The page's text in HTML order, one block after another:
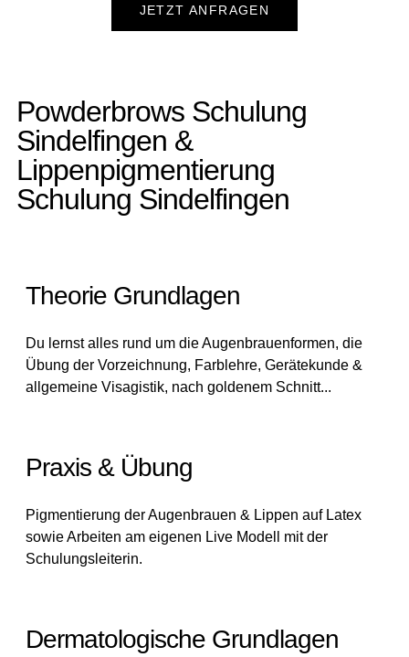
JETZT ANFRAGEN
Powderbrows Schulung
Sindelfingen &
Lippenpigmentierung
Schulung Sindelfingen
Theorie Grundlagen
Du lernst alles rund um die Augenbrauenformen, die
Übung der Vorzeichnung, Farblehre, Gerätekunde &
allgemeine Visagistik, nach goldenem Schnitt...
Praxis & Übung
Pigmentierung der Augenbrauen & Lippen auf Latex
sowie Arbeiten am eigenen Live Modell mit der
Schulungsleiterin.
Dermatologische Grundlagen